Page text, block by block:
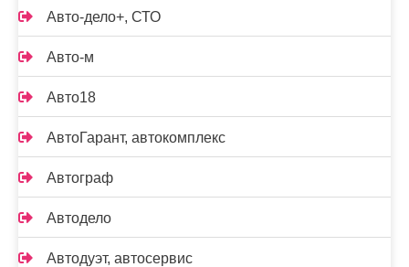
Авто-дело+, СТО
Авто-м
Авто18
АвтоГарант, автокомплекс
Автограф
Автодело
Автодуэт, автосервис